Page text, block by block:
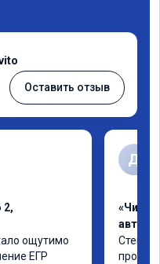
Оставить отзыв
2,
ощутимо
ЕГР
Д
«Чип
Стейдж